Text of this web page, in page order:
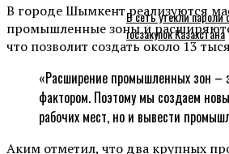
В сеть утекли
госзакупок Казахстана
В городе Шымкент реализуются
промышленные зоны и
что позволит создать около 13
«Расширение промышленных зон –
фактором. Поэтому мы создаем
рабочих мест, но и вывести
Аким отметил, что два крупных